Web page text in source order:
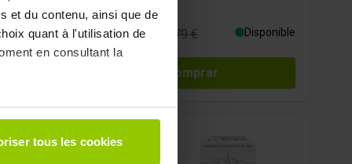
et du contenu, ainsi que de
quant à l'utilisation de
en consultant la
(empreintes
tous les cookies
Disponible 78,87 € 92,79 € Disponible
Comprar